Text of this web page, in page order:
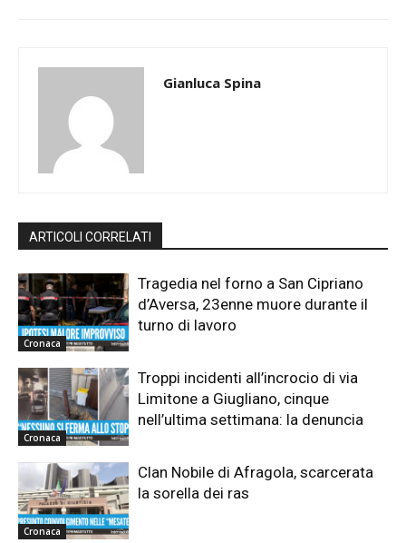
Gianluca Spina
ARTICOLI CORRELATI
Cronaca
Tragedia nel forno a San Cipriano
d’Aversa, 23enne muore durante il
turno di lavoro
Cronaca
Troppi incidenti all’incrocio di via
Limitone a Giugliano, cinque
nell’ultima settimana: la denuncia
Cronaca
Clan Nobile di Afragola, scarcerata
la sorella dei ras